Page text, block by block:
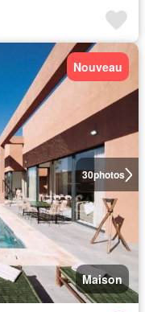
30photos
Nouveau
Maison